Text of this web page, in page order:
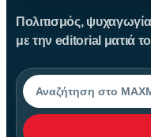
Πολιτισμός,
με την editorial ματιά
Αναζήτηση